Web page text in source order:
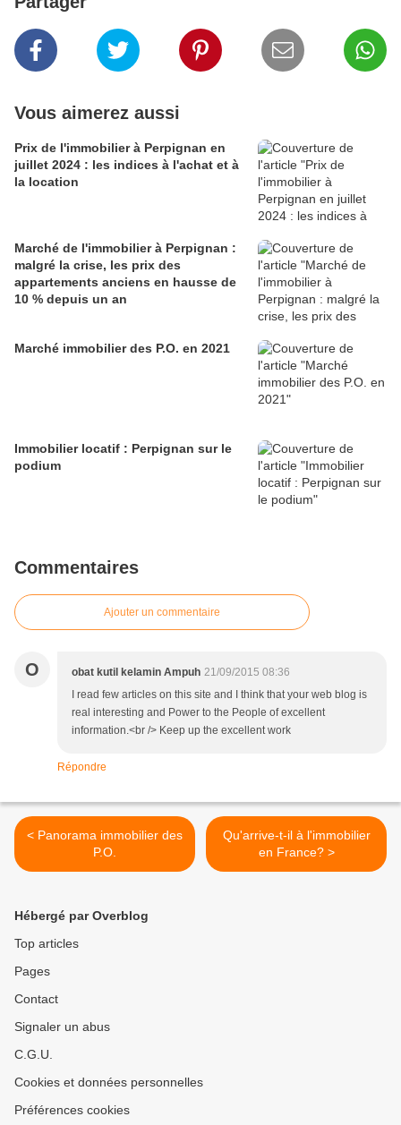
Vous aimerez aussi
Prix de l'immobilier à Perpignan en
juillet 2024 : les indices à l'achat et à
la location
Marché de l'immobilier à Perpignan :
malgré la crise, les prix des
appartements anciens en hausse de
10 % depuis un an
Marché immobilier des P.O. en 2021
Immobilier locatif : Perpignan sur le
podium
Commentaires
Ajouter un commentaire
O obat kutil kelamin Ampuh 21/09/2015 08:36
I read few articles on this site and I think that your web blog is
real interesting and Power to the People of excellent
information.<br /> Keep up the excellent work
Répondre
< Panorama immobilier des
P.O.
Qu'arrive-t-il à l'immobilier
en France? >
Hébergé par Overblog
Top articles
Pages
Contact
Signaler un abus
C.G.U.
Cookies et données personnelles
Préférences cookies